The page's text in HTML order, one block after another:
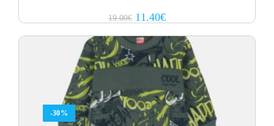
19.00€ Original
price
19.00€.
11.40€Current
price
11.40€.
-30%